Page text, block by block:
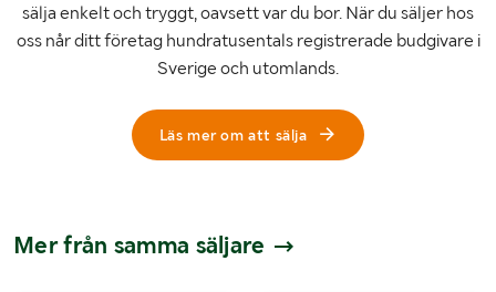
sälja enkelt och tryggt, oavsett var du bor. När du säljer hos
oss når ditt företag hundratusentals registrerade budgivare i
Sverige och utomlands.
Läs mer om att sälja
Mer från samma säljare